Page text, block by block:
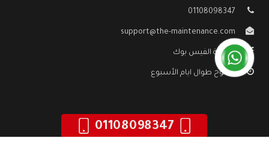
01108098347
support@the-maintenance.com
صفحة الفيس بوك
مفتوح طوال ايام الأسبوع
01108098347